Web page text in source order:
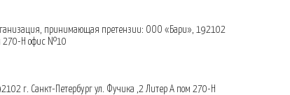
принимающая претензии: ООО «Бари», 192102
270-Н офис №10
г. Санкт-Петербург ул. Фучика ,2 Литер А пом 270-Н